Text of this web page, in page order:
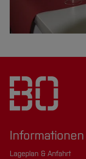
Informationen
Lageplan & Anfahrt